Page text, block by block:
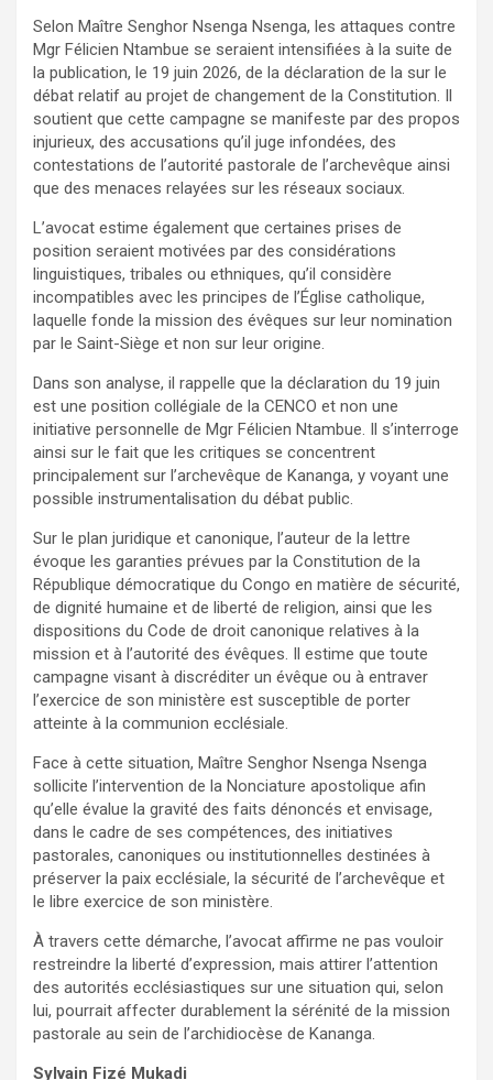
Selon Maître Senghor Nsenga Nsenga, les attaques contre
Mgr Félicien Ntambue se seraient intensifiées à la suite de
la publication, le 19 juin 2026, de la déclaration de la sur le
débat relatif au projet de changement de la Constitution. Il
soutient que cette campagne se manifeste par des propos
injurieux, des accusations qu’il juge infondées, des
contestations de l’autorité pastorale de l’archevêque ainsi
que des menaces relayées sur les réseaux sociaux.
L’avocat estime également que certaines prises de
position seraient motivées par des considérations
linguistiques, tribales ou ethniques, qu’il considère
incompatibles avec les principes de l’Église catholique,
laquelle fonde la mission des évêques sur leur nomination
par le Saint-Siège et non sur leur origine.
Dans son analyse, il rappelle que la déclaration du 19 juin
est une position collégiale de la CENCO et non une
initiative personnelle de Mgr Félicien Ntambue. Il s’interroge
ainsi sur le fait que les critiques se concentrent
principalement sur l’archevêque de Kananga, y voyant une
possible instrumentalisation du débat public.
Sur le plan juridique et canonique, l’auteur de la lettre
évoque les garanties prévues par la Constitution de la
République démocratique du Congo en matière de sécurité,
de dignité humaine et de liberté de religion, ainsi que les
dispositions du Code de droit canonique relatives à la
mission et à l’autorité des évêques. Il estime que toute
campagne visant à discréditer un évêque ou à entraver
l’exercice de son ministère est susceptible de porter
atteinte à la communion ecclésiale.
Face à cette situation, Maître Senghor Nsenga Nsenga
sollicite l’intervention de la Nonciature apostolique afin
qu’elle évalue la gravité des faits dénoncés et envisage,
dans le cadre de ses compétences, des initiatives
pastorales, canoniques ou institutionnelles destinées à
préserver la paix ecclésiale, la sécurité de l’archevêque et
le libre exercice de son ministère.
À travers cette démarche, l’avocat affirme ne pas vouloir
restreindre la liberté d’expression, mais attirer l’attention
des autorités ecclésiastiques sur une situation qui, selon
lui, pourrait affecter durablement la sérénité de la mission
pastorale au sein de l’archidiocèse de Kananga.
Sylvain Fizé Mukadi